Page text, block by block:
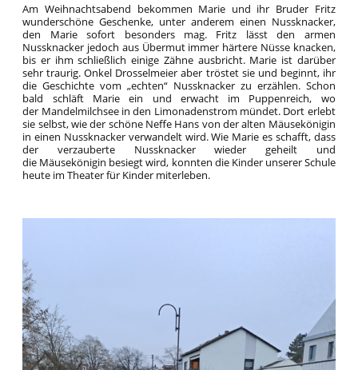
Am Weihnachtsabend bekommen Marie und ihr Bruder Fritz
wunderschöne Geschenke, unter anderem einen Nussknacker,
den Marie sofort besonders mag. Fritz lässt den armen
Nussknacker jedoch aus Übermut immer härtere Nüsse knacken,
bis er ihm schließlich einige Zähne ausbricht. Marie ist darüber
sehr traurig. Onkel Drosselmeier aber tröstet sie und beginnt, ihr
die Geschichte vom „echten“ Nussknacker zu erzählen. Schon
bald schläft Marie ein und erwacht im Puppenreich, wo
der Mandelmilchsee in den Limonadenstrom mündet. Dort erlebt
sie selbst, wie der schöne Neffe Hans von der alten Mäusekönigin
in einen Nussknacker verwandelt wird. Wie Marie es schafft, dass
der verzauberte Nussknacker wieder geheilt und
die Mäusekönigin besiegt wird, konnten die Kinder unserer Schule
heute im Theater für Kinder miterleben.